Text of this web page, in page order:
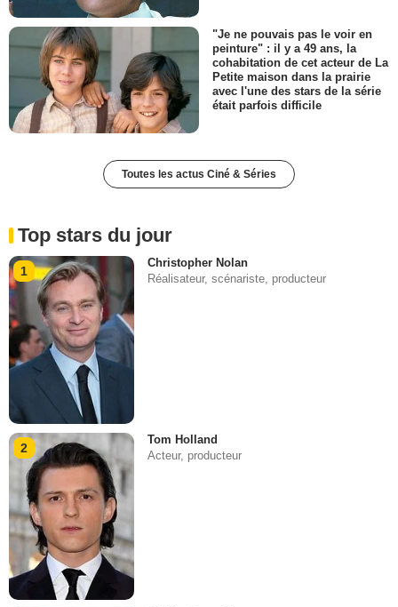
"Je ne pouvais pas le voir en
peinture" : il y a 49 ans, la
cohabitation de cet acteur de La
Petite maison dans la prairie
avec l'une des stars de la série
était parfois difficile
Toutes les actus Ciné & Séries
Top stars du jour
1
Christopher Nolan
Réalisateur, scénariste, producteur
2
Tom Holland
Acteur, producteur